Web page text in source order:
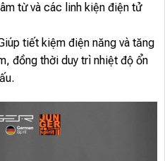
từ và các linh kiện điện tử
tiết kiệm điện năng và tăng
đồng thời duy trì nhiệt độ ổn